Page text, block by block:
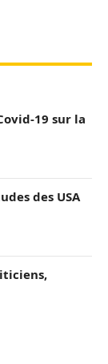
19 sur la
des USA